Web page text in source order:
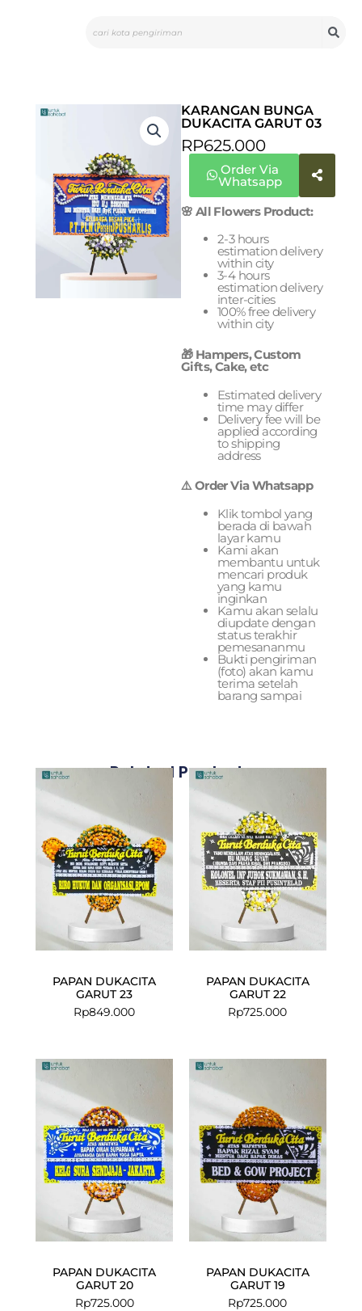
KARANGAN BUNGA
DUKACITA GARUT 03
RP625.000
Order Via
Whatsapp
🌸 All Flowers Product:
2-3 hours
estimation delivery
within city
3-4 hours
estimation delivery
inter-cities
100% free delivery
within city
🎁 Hampers, Custom
Gifts, Cake, etc
Estimated delivery
time may differ
Delivery fee will be
applied according
to shipping
address
⚠️ Order Via Whatsapp
Klik tombol yang
berada di bawah
layar kamu
Kami akan
membantu untuk
mencari produk
yang kamu
inginkan
Kamu akan selalu
diupdate dengan
status terakhir
pemesananmu
Bukti pengiriman
(foto) akan kamu
terima setelah
barang sampai
Related Products
PAPAN DUKACITA
GARUT 23
Rp849.000
PAPAN DUKACITA
GARUT 22
Rp725.000
PAPAN DUKACITA
GARUT 20
Rp725.000
PAPAN DUKACITA
GARUT 19
Rp725.000